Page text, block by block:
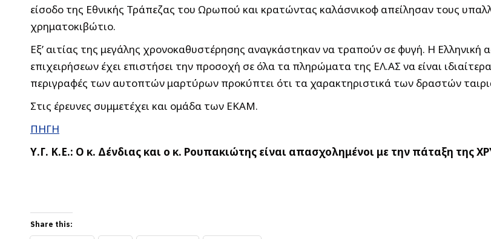
είσοδο της Εθνικής Τράπεζας του Ωρωπού και κρατώντας καλάσνικοφ απείλησαν τους
χρηματοκιβώτιο.
Εξ’ αιτίας της μεγάλης χρονοκαθυστέρησης αναγκάστηκαν να τραπούν σε φυγή. Η Ελληνική
επιχειρήσεων έχει επιστήσει την προσοχή σε όλα τα πληρώματα της ΕΛ.ΑΣ να είναι
περιγραφές των αυτοπτών μαρτύρων προκύπτει ότι τα χαρακτηριστικά των δραστών
Στις έρευνες συμμετέχει και ομάδα των ΕΚΑΜ.
ΠΗΓΗ
Υ.Γ. Κ.Ε.: Ο κ. Δένδιας και ο κ. Ρουπακιώτης είναι απασχολημένοι με την πάταξη της
Share this: